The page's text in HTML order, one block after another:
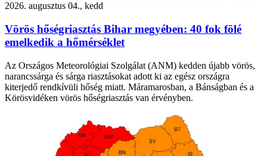
2026. augusztus 04., kedd
Vörös hőségriasztás Bihar megyében: 40 fok fölé
emelkedik a hőmérséklet
Az Országos Meteorológiai Szolgálat (ANM) kedden újabb vörös,
narancssárga és sárga riasztásokat adott ki az egész országra
kiterjedő rendkívüli hőség miatt. Máramarosban, a Bánságban és a
Körösvidéken vörös hőségriasztás van érvényben.